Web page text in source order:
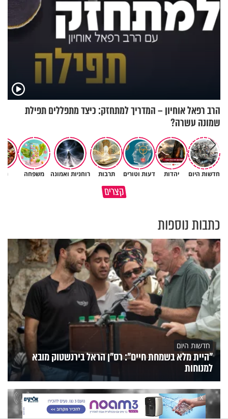
הרב רפאל אוחיון – המדריך למתחזק: כיצד מתפללים תפילת
שמונה עשרה?
חדשות היום יהדות דעות וטורים תרבות רוחניות ואמונה משפחה
קצרים
מתחילים לעבוד לקראת ראש
הרגעים הקשים ביותר בחיים
כתבות נוספות
חדשות היום
"היית מלא בשמחת חיים": רס"ן הראל בירנשטוק מובא
למנוחות
X